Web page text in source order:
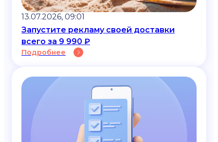
13.07.2026, 09:01
Запустите рекламу своей доставки
всего за 9 990 ₽
Подробнее